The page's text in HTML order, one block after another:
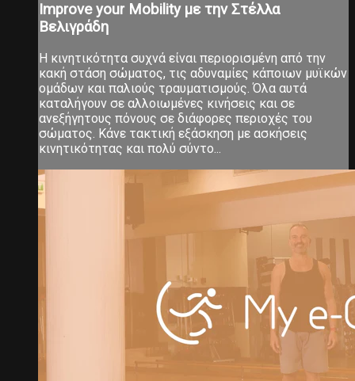
Improve your Mobility με την Στέλλα
Βελιγράδη
Η κινητικότητα συχνά είναι περιορισμένη από την
κακή στάση σώματος, τις αδυναμίες κάποιων μυϊκών
ομάδων και παλιούς τραυματισμούς. Όλα αυτά
καταλήγουν σε αλλοιωμένες κινήσεις και σε
ανεξήγητους πόνους σε διάφορες περιοχές του
σώματος. Κάνε τακτική εξάσκηση με ασκήσεις
κινητικότητας και πολύ σύντο...